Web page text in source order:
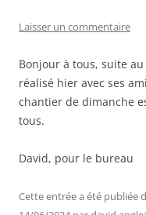
Laisser un commentaire
Bonjour à tous, suite
réalisé hier avec ses
chantier de dimanche
tous.
David, pour le bureau
Cette entrée a été publiée